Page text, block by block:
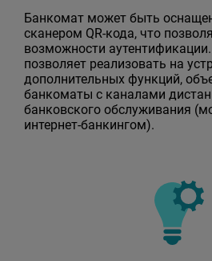
Банкомат может быть
сканером QR-кода, что
возможности
позволяет реализовать на
дополнительных функций,
банкоматы с каналами
банковского обслуживания
интернет-банкингом).